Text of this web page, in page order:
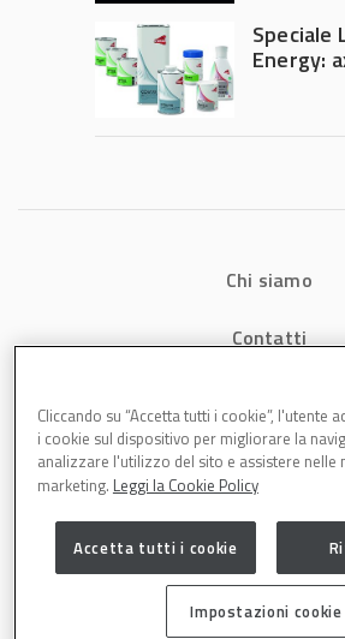
accelerare
Speciale
Energy:
riduce
Chi siamo
Contatti
Cookies
Cliccando su “Accetta tutti i cookie”, l'utente
i cookie sul dispositivo per migliorare la
analizzare l'utilizzo del sito e assistere nelle
marketing. Leggi la Cookie Policy
Accetta tutti i cookie
Impostazioni cookie